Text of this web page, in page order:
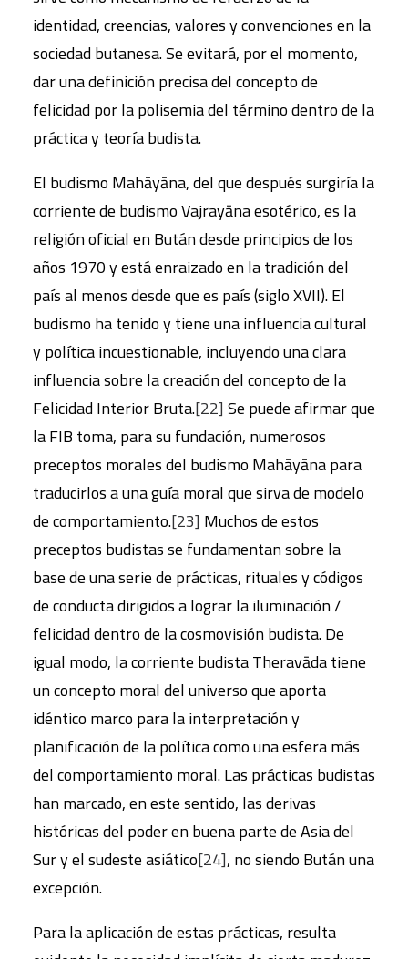
identidad, creencias, valores y convenciones en la
sociedad butanesa. Se evitará, por el momento,
dar una definición precisa del concepto de
felicidad por la polisemia del término dentro de la
práctica y teoría budista.
El budismo Mahāyāna, del que después surgiría la
corriente de budismo Vajrayāna esotérico, es la
religión oficial en Bután desde principios de los
años 1970 y está enraizado en la tradición del
país al menos desde que es país (siglo XVII). El
budismo ha tenido y tiene una influencia cultural
y política incuestionable, incluyendo una clara
influencia sobre la creación del concepto de la
Felicidad Interior Bruta.[22] Se puede afirmar que
la FIB toma, para su fundación, numerosos
preceptos morales del budismo Mahāyāna para
traducirlos a una guía moral que sirva de modelo
de comportamiento.[23] Muchos de estos
preceptos budistas se fundamentan sobre la
base de una serie de prácticas, rituales y códigos
de conducta dirigidos a lograr la iluminación /
felicidad dentro de la cosmovisión budista. De
igual modo, la corriente budista Theravāda tiene
un concepto moral del universo que aporta
idéntico marco para la interpretación y
planificación de la política como una esfera más
del comportamiento moral. Las prácticas budistas
han marcado, en este sentido, las derivas
históricas del poder en buena parte de Asia del
Sur y el sudeste asiático[24], no siendo Bután una
excepción.
Para la aplicación de estas prácticas, resulta